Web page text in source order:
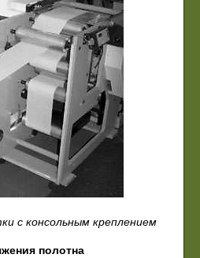
с консольным креплением
полотна